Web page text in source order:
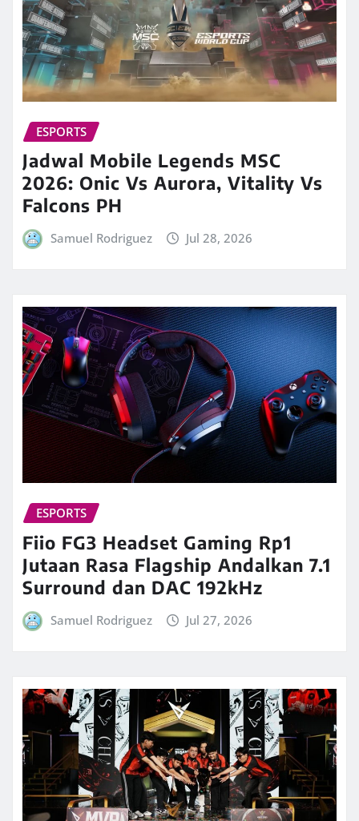
ESPORTS
Jadwal Mobile Legends MSC
2026: Onic Vs Aurora, Vitality Vs
Falcons PH
Samuel Rodriguez Jul 28, 2026
ESPORTS
Fiio FG3 Headset Gaming Rp1
Jutaan Rasa Flagship Andalkan 7.1
Surround dan DAC 192kHz
Samuel Rodriguez Jul 27, 2026